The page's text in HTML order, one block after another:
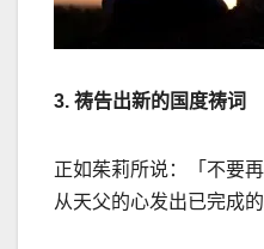
3. 祷告出新的国度祷词
正如茱莉所说：「不要
从天父的心发出已完成的